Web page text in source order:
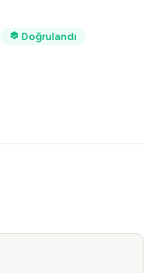
Doğrulandı